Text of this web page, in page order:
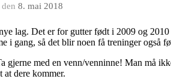
den 8. mai 2018
lag. Det er for gutter født i 2009 og
i gang, så det blir noen få treninger også
gjerne med en venn/venninne! Man må
at dere kommer.